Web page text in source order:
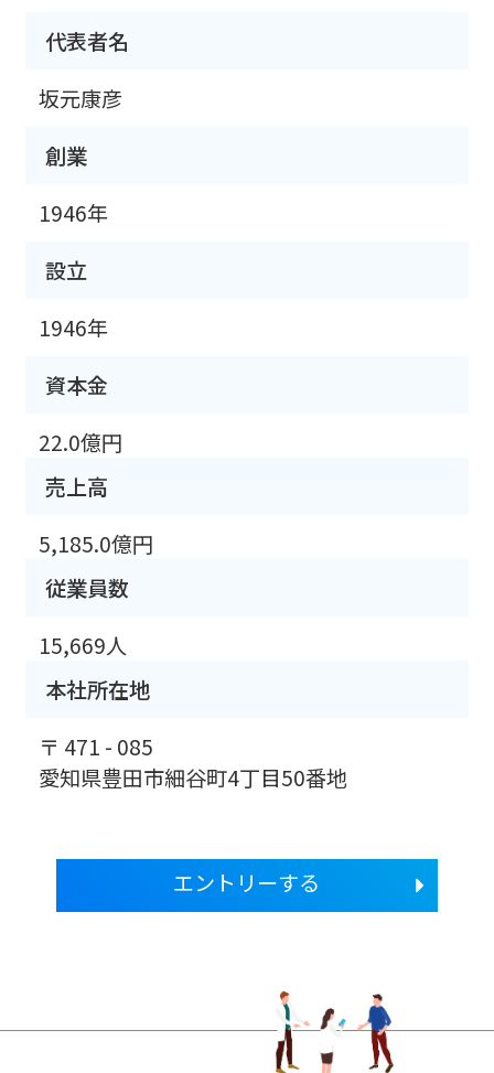
代表者名
坂元康彦
創業
1946年
設立
1946年
資本金
22.0億円
売上高
5,185.0億円
従業員数
15,669人
本社所在地
〒 471 - 085
愛知県豊田市細谷町4丁目50番地
エントリーする